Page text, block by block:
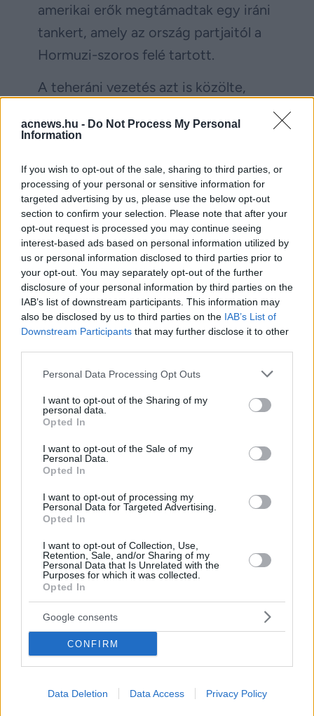
acnews.hu - Do Not Process My Personal
Information
If you wish to opt-out of the sale, sharing to third parties, or
processing of your personal or sensitive information for
targeted advertising by us, please use the below opt-out
section to confirm your selection. Please note that after your
opt-out request is processed you may continue seeing
interest-based ads based on personal information utilized by
us or personal information disclosed to third parties prior to
your opt-out. You may separately opt-out of the further
disclosure of your personal information by third parties on the
IAB’s list of downstream participants. This information may
also be disclosed by us to third parties on the IAB’s List of
Downstream Participants that may further disclose it to other
Please note that this website/app uses one or more Google
not limited to your visit or usage behaviour. You may click to
grant or deny consent to Google and its third-party tags to
use your data for below specified purposes in below Google
consent section.
Personal Data Processing Opt Outs
I want to opt-out of the Sharing of my
personal data.
Opted In
I want to opt-out of the Sale of my
Personal Data.
Opted In
I want to opt-out of processing my
Personal Data for Targeted Advertising.
Opted In
I want to opt-out of Collection, Use,
Retention, Sale, and/or Sharing of my
Personal Data that Is Unrelated with the
Purposes for which it was collected.
Opted In
Google consents
CONFIRM
Data Deletion Data Access Privacy Policy
amerikai erők megtámadtak egy iráni
tankert, amely az ország partjaitól a
Hormuzi-szoros felé tartott.
A teheráni vezetés azt is közölte,
támogatásával” légicsapásokat
területek és a szorosban található
Kesm-sziget ellen. Az iráni hadsereg
szerint erre válaszul támadták meg az
amerikai hadihajókat a szoros keleti
részén.
Bár az iráni konfliktusban már több
mint egy hónapja hivatalosan
feszültség továbbra is rendkívül
optimistán nyilatkozott arról, hogy
Teheránnal.
Facebook
Reddit
Email
Hirdetés